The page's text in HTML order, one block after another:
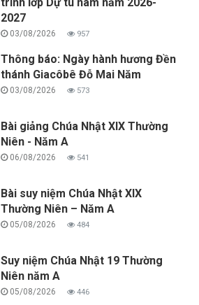
2027
03/08/2026 957
Thông báo: Ngày hành hương Đền
thánh Giacôbê Đỗ Mai Năm
03/08/2026 573
Bài giảng Chúa Nhật XIX Thường
Niên - Năm A
06/08/2026 541
Bài suy niệm Chúa Nhật XIX
Thường Niên – Năm A
05/08/2026 484
Suy niệm Chúa Nhật 19 Thường
Niên năm A
05/08/2026 446